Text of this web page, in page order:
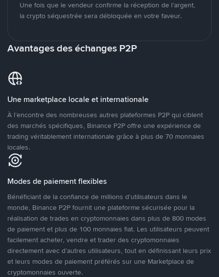
Une fois que le vendeur confirme la réception de l’argent,
la crypto séquestrée sera débloquée en votre faveur.
Avantages des échanges P2P
Une marketplace locale et internationale
À l’encontre des nombreuses autres plateformes P2P qui ciblent
des marchés spécifiques, Binance P2P offre une expérience de
trading véritablement internationale grâce à plus de 70 monnaies
locales.
Modes de paiement flexibles
Bénéficiant de la confiance de millions d’utilisateurs dans le
monde, Binance P2P fournit une plateforme sécurisée pour la
réalisation de trades en cryptomonnaies dans plus de 800 modes
de paiement et plus de 100 monnaies fiat. Les utilisateurs peuvent
facilement acheter, vendre et trader des cryptomonnaies
directement avec d’autres utilisateurs, tout en définissant leurs prix
et leurs modes de paiement préférés sur une Marketplace de
cryptomonnaies ouverte.